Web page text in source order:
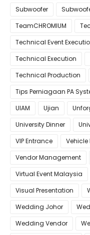
Subwoofer
TeamCHROMIUM
Technical Event
Technical Execution
Technical Production
Tips Perniagaan PA
UIAM
Ujian
University Dinner
VIP Entrance
Vehicle
Vendor Management
Virtual Event Malaysia
Visual Presentation
Wedding Johor
Wedding Vendor